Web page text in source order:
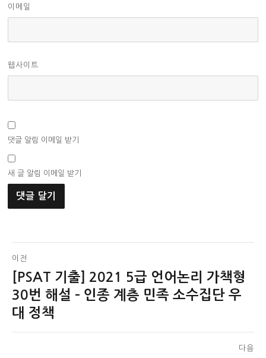
이메일
웹사이트
댓글 알림 이메일 받기
새 글 알림 이메일 받기
글
탐
색
이전
이
전
글:
[PSAT 기출] 2021 5급 언어논리 가책형
30번 해설 – 인종 계층 민족 소수집단 우
대 정책
다음